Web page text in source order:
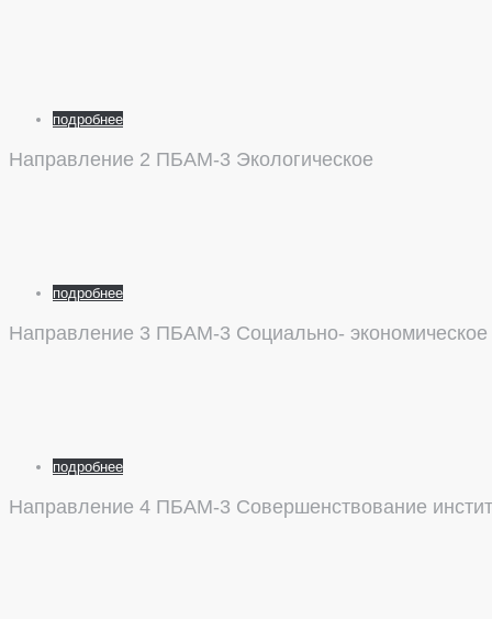
подробнее
Направление 2 ПБАМ-3 Экологическое
подробнее
Направление 3 ПБАМ-3 Социально- экономическое
подробнее
Направление 4 ПБАМ-3 Совершенствование